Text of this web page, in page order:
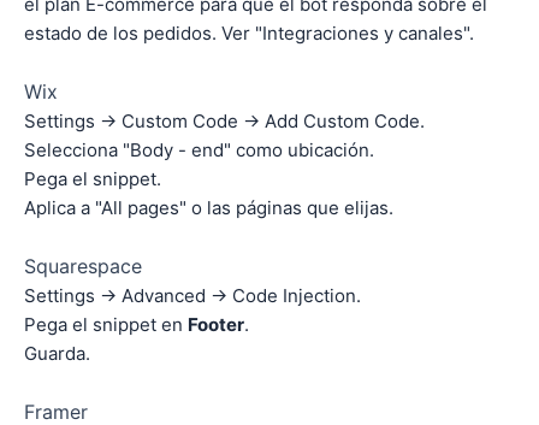
estado de los pedidos. Ver "Integraciones y canales".
Wix
Settings → Custom Code → Add Custom Code.
Selecciona "Body - end" como ubicación.
Pega el snippet.
Aplica a "All pages" o las páginas que elijas.
Squarespace
Settings → Advanced → Code Injection.
Pega el snippet en Footer.
Guarda.
Framer